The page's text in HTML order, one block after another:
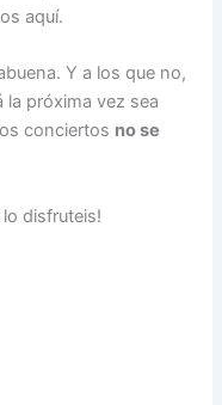
aquí.
Y a los que no,
la próxima vez sea
conciertos no se
disfruteis!